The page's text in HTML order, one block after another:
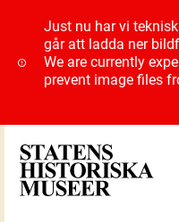
Just nu har vi
går att ladda ner
We are currently
prevent image files